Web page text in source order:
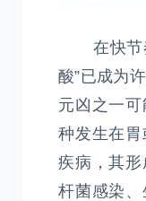
在快节奏
酸”已成为
元凶之一
种发生在
疾病，其
杆菌感染、